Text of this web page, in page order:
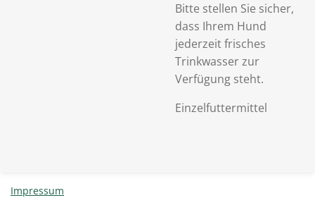
Bitte stellen Sie sicher,
dass Ihrem Hund
jederzeit frisches
Trinkwasser zur
Verfügung steht.
Einzelfuttermittel
Impressum